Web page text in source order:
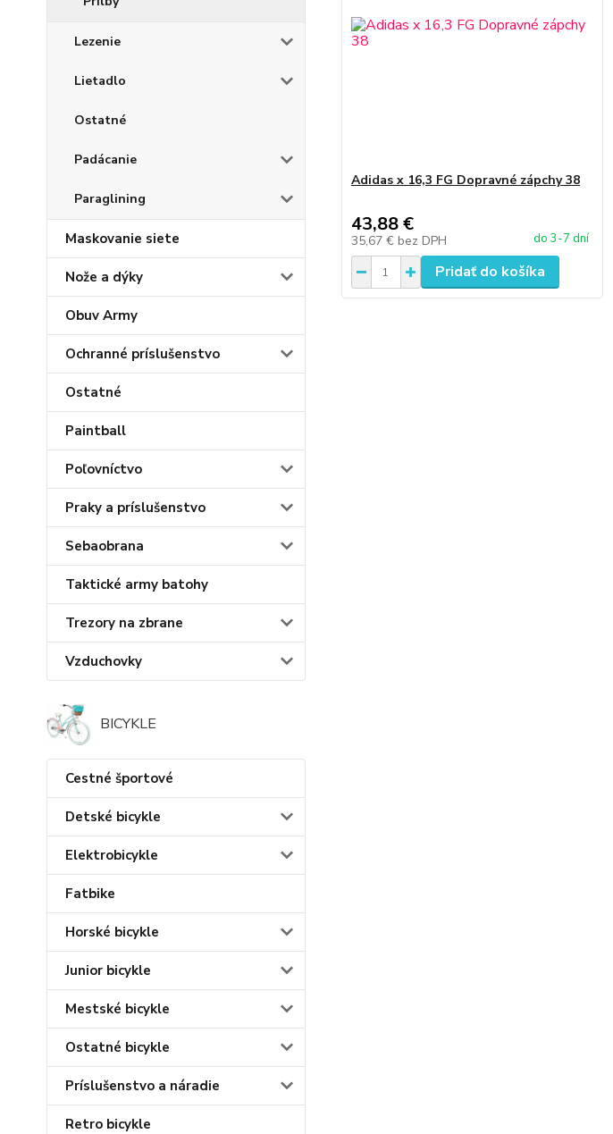
Lezenie
Lietadlo
Ostatné
Padácanie
Paraglining
Maskovanie siete
Nože a dýky
Obuv Army
Ochranné príslušenstvo
Ostatné
Paintball
Poľovníctvo
Praky a príslušenstvo
Sebaobrana
Taktické army batohy
Trezory na zbrane
Vzduchovky
BICYKLE
Cestné športové
Detské bicykle
Elektrobicykle
Fatbike
Horské bicykle
Junior bicykle
Mestské bicykle
Ostatné bicykle
Príslušenstvo a náradie
Retro bicykle
Adidas x 16,3 FG Dopravné zápchy 38
43,88 €
35,67 € bez DPH do 3-7 dní
Pridať do košíka